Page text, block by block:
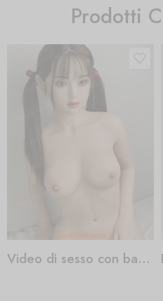
Prodotti
Video di sesso con bambola Barbie